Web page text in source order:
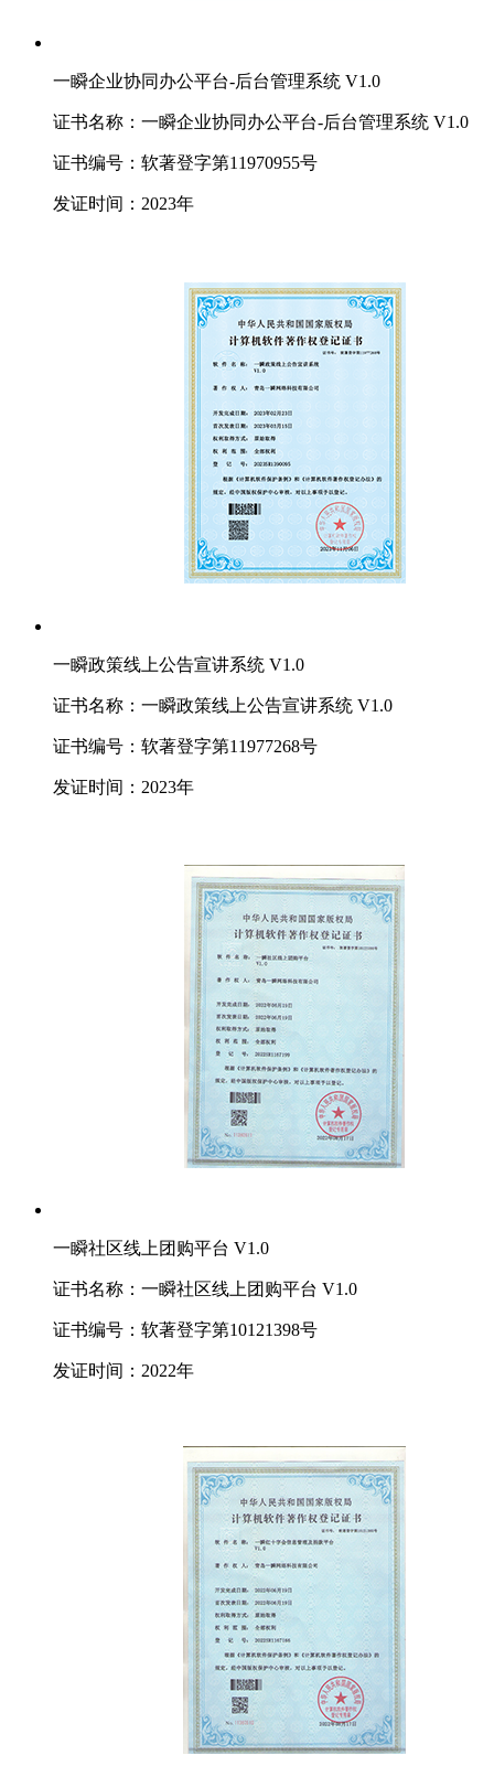
一瞬企业协同办公平台-后台管理系统 V1.0
证书名称：一瞬企业协同办公平台-后台管理系统 V1.0
证书编号：软著登字第11970955号
发证时间：2023年
一瞬政策线上公告宣讲系统 V1.0
证书名称：一瞬政策线上公告宣讲系统 V1.0
证书编号：软著登字第11977268号
发证时间：2023年
一瞬社区线上团购平台 V1.0
证书名称：一瞬社区线上团购平台 V1.0
证书编号：软著登字第10121398号
发证时间：2022年